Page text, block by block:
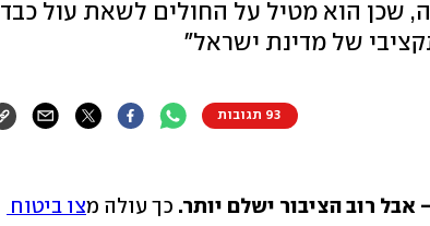
שכן הוא מטיל על החולים לשאת עול כבד
של מדינת ישראל"
93 תגובות
אבל רוב הציבור ישלם יותר. כך עולה מ